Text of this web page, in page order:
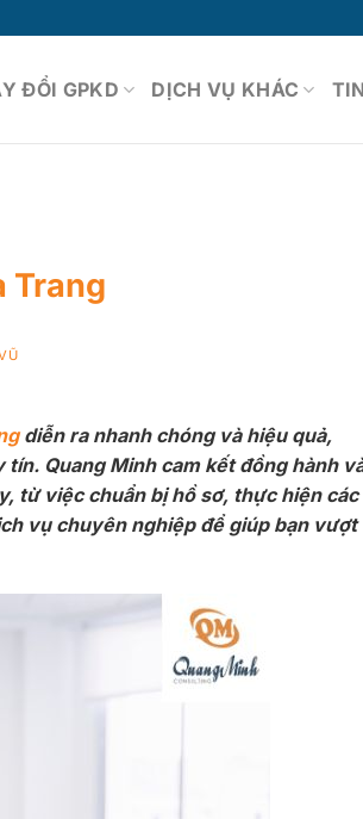
ĐỔI GPKD DỊCH VỤ KHÁC
Trang
diễn ra nhanh chóng và hiệu quả,
Quang Minh cam kết đồng hành
từ việc chuẩn bị hồ sơ, thực hiện các
vụ chuyên nghiệp để giúp bạn vượt